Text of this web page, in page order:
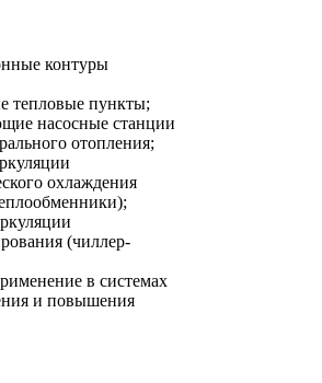
контуры
тепловые пункты;
насосные станции
отопления;
охлаждения
(чиллер-
в системах
и повышения